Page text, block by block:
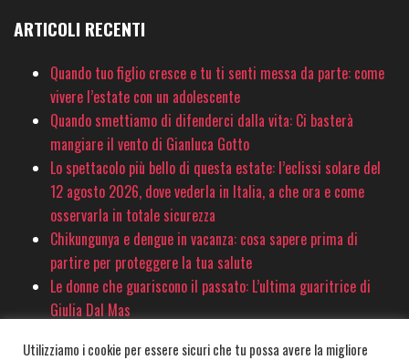
ARTICOLI RECENTI
Quando tuo figlio cresce e tu ti senti messa da parte: come
vivere l’estate con un adolescente
Quando smettiamo di difenderci dalla vita: Ci basterà
mangiare il vento di Gianluca Gotto
Lo spettacolo più bello di questa estate: l’eclissi solare del
12 agosto 2026, dove vederla in Italia, a che ora e come
osservarla in totale sicurezza
Chikungunya e dengue in vacanza: cosa sapere prima di
partire per proteggere la tua salute
Le donne che guariscono il passato: L’ultima guaritrice di
Giulia Dal Mas
Utilizziamo i cookie per essere sicuri che tu possa avere la migliore